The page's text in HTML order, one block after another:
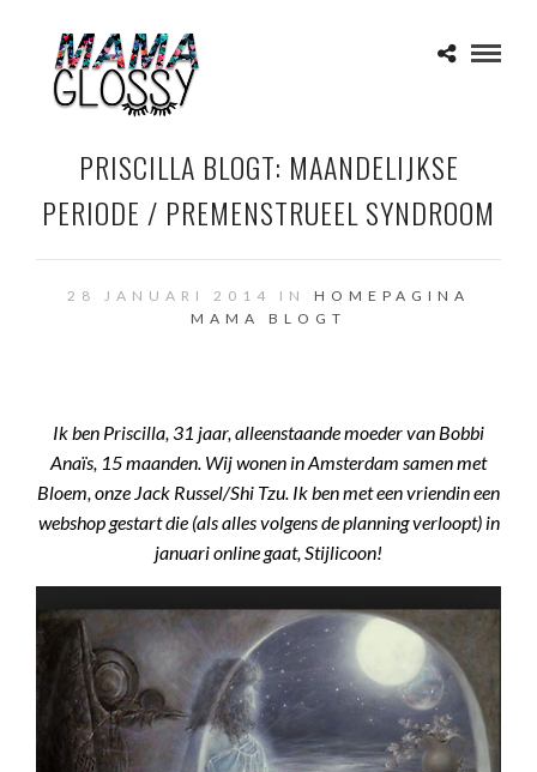
PRISCILLA BLOGT: MAANDELIJKSE
PERIODE / PREMENSTRUEEL SYNDROOM
28 JANUARI 2014 IN HOMEPAGINA
MAMA BLOGT
Ik ben Priscilla, 31 jaar, alleenstaande moeder van Bobbi
Anaïs, 15 maanden. Wij wonen in Amsterdam samen met
Bloem, onze Jack Russel/Shi Tzu. Ik ben met een vriendin een
webshop gestart die (als alles volgens de planning verloopt) in
januari online gaat, Stijlicoon!